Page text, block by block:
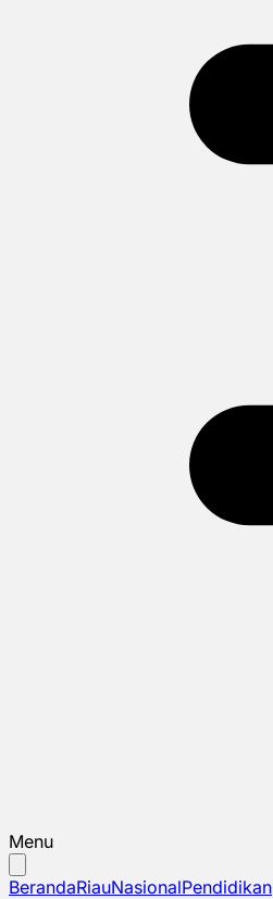
Menu
BerandaRiauNasionalPendidikan